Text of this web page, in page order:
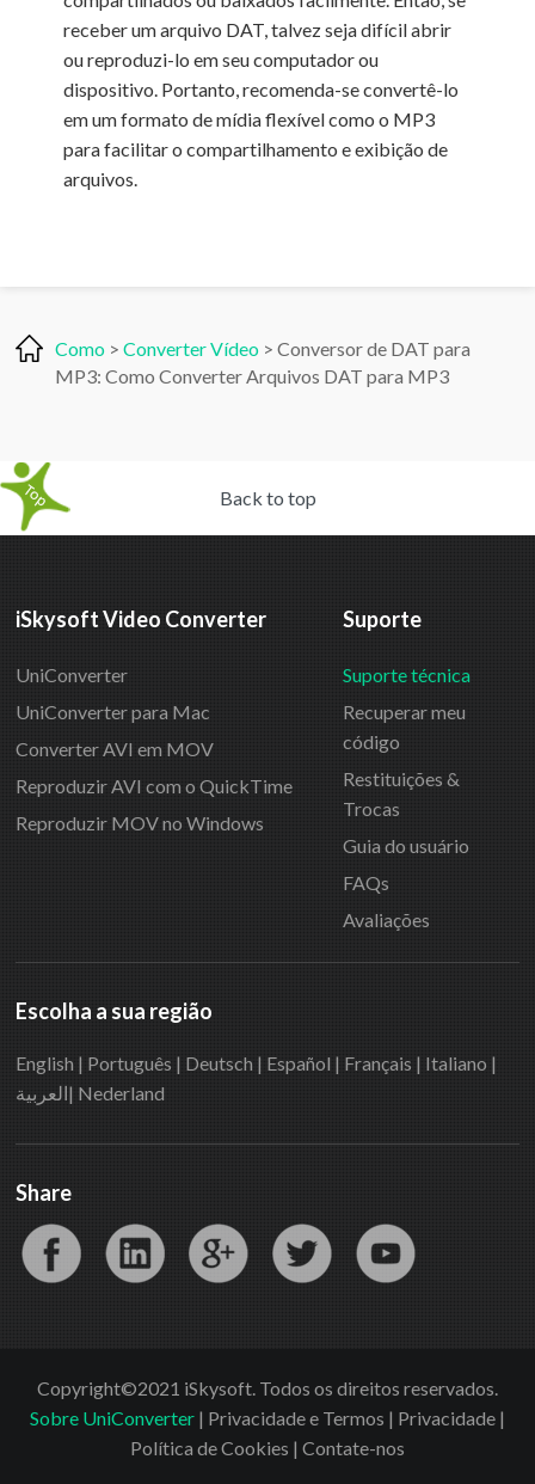
receber um arquivo DAT, talvez seja difícil abrir
ou reproduzi-lo em seu computador ou
dispositivo. Portanto, recomenda-se convertê-lo
em um formato de mídia flexível como o MP3
para facilitar o compartilhamento e exibição de
arquivos.
Como >Converter Vídeo > Conversor de DAT para
MP3: Como Converter Arquivos DAT para MP3
Back to top
iSkysoft Video Converter
UniConverter
UniConverter para Mac
Converter AVI em MOV
Reproduzir AVI com o QuickTime
Reproduzir MOV no Windows
Suporte
Suporte técnica
Recuperar meu
código
Restituições &
Trocas
Guia do usuário
FAQs
Avaliações
Escolha a sua região
English | Português | Deutsch | Español | Français | Italiano |
العربية| Nederland
Share
Copyright©2021 iSkysoft. Todos os direitos reservados.
Sobre UniConverter | Privacidade e Termos | Privacidade |
Política de Cookies | Contate-nos